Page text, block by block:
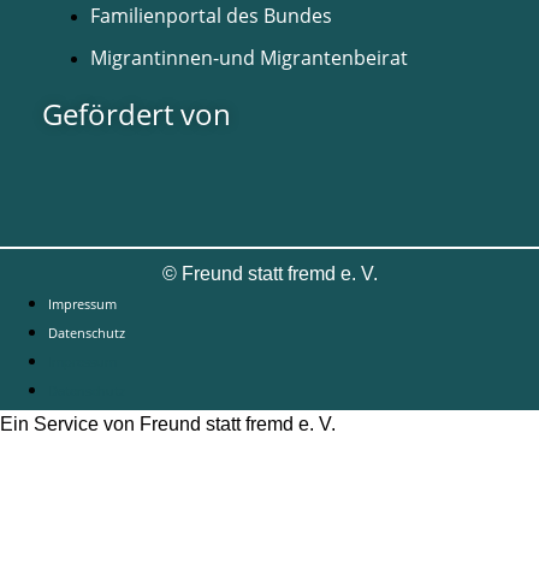
Familienportal des Bundes
Migrantinnen-und Migrantenbeirat
Gefördert von
©Freund statt fremd e. V.
Impressum
Datenschutz
Ein Service von Freund statt fremd e. V.